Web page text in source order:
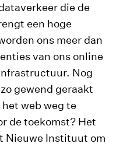
die de
een hoge
ons meer dan
van ons online
Nog
gewend geraakt
web weg te
de toekomst? Het
Nieuwe Instituut om